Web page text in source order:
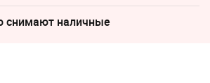
снимают наличные